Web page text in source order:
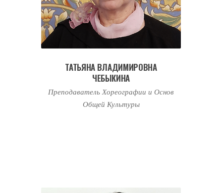
ТАТЬЯНА ВЛАДИМИРОВНА
ЧЕБЫКИНА
Преподаватель Хореографии и Основ
Общей Культуры